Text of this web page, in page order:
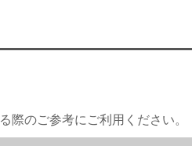
際のご参考にご利用ください。